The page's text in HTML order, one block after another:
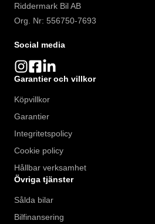
Riddermark Bil AB
Org. Nr: 556750-7693
Social media
Garantier och villkor
Köpvillkor
Garantier
Integritetspolicy
Cookie policy
Hållbar verksamhet
Övriga tjänster
Sålda bilar
Bilfinansering